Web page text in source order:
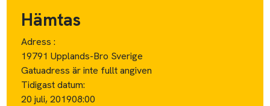
Hämtas
Adress :
19791 Upplands-Bro Sverige
Gatuadress är inte fullt angiven
Tidigast datum:
20 juli, 201908:00